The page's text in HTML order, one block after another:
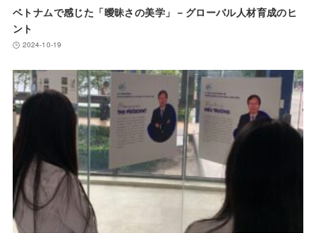
ベトナムで感じた「曖昧さの美学」－グローバル人材育成のヒ
ント
2024-10-19